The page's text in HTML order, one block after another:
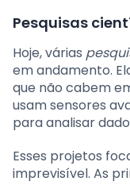
Pesquisas
Hoje, várias
em andamento.
que não cabem
usam sensores
para analisar
Esses projetos
imprevisível. As